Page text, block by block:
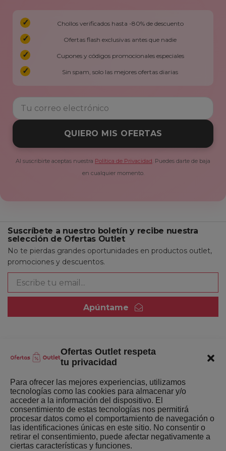
Ofertas Outlet respeta
tu privacidad
Para ofrecer las mejores experiencias, utilizamos
tecnologías como las cookies para almacenar y/o
acceder a la información del dispositivo. El
consentimiento de estas tecnologías nos permitirá
procesar datos como el comportamiento de navegación o
las identificaciones únicas en este sitio. No consentir o
retirar el consentimiento, puede afectar negativamente a
ciertas características y funciones.
Chollos verificados hasta -80% de descuento
Ofertas flash exclusivas antes que nadie
Cupones y códigos promocionales especiales
Sin spam, solo las mejores ofertas diarias
QUIERO MIS OFERTAS
Al suscribirte aceptas nuestra Política de Privacidad. Puedes darte de baja
en cualquier momento.
Suscríbete a nuestro boletín y recibe nuestra
selección de Ofertas Outlet
No te pierdas grandes oportunidades en productos outlet,
promociones y descuentos.
Apúntame
Quienes somos
Últimas Novedades
Mejores ofertas de la semana